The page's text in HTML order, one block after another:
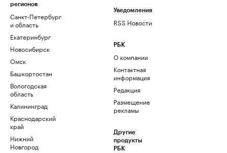
регионов
Санкт-Петербург
и область
Екатеринбург
Новосибирск
Омск
Башкортостан
Вологодская
область
Калининград
Краснодарский
край
Нижний
Новгород
Уведомления
RSS Новости
РБК
О компании
Контактная
информация
Редакция
Размещение
рекламы
Другие
продукты
РБК